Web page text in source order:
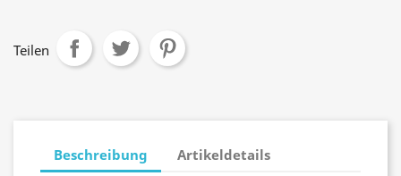
Teilen
Beschreibung Artikeldetails